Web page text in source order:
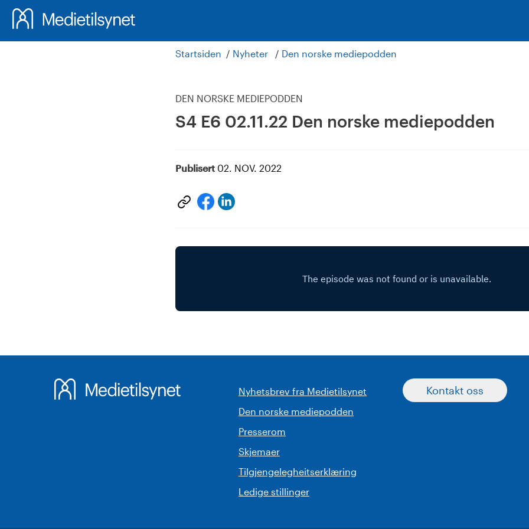
Startsiden Nyheter Den norske mediepodden
DEN NORSKE MEDIEPODDEN
S4 E6 02.11.22 Den norske mediepodden
Publisert 02. NOV. 2022
Del Del
Nyhetsbrev fra Medietilsynet
Den norske mediepodden
Presserom
Skjemaer
Tilgjengelegheitserklæring
Ledige stillinger
Kontakt oss